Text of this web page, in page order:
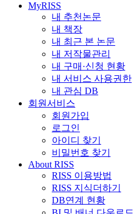
MyRISS
내 추천논문
내 책장
내 최근 본 논문
내 저작물관리
내 구매·신청 현황
내 서비스 사용권한
내 관심 DB
회원서비스
회원가입
로그인
아이디 찾기
비밀번호 찾기
About RISS
RISS 이용방법
RISS 지식더하기
DB연계 현황